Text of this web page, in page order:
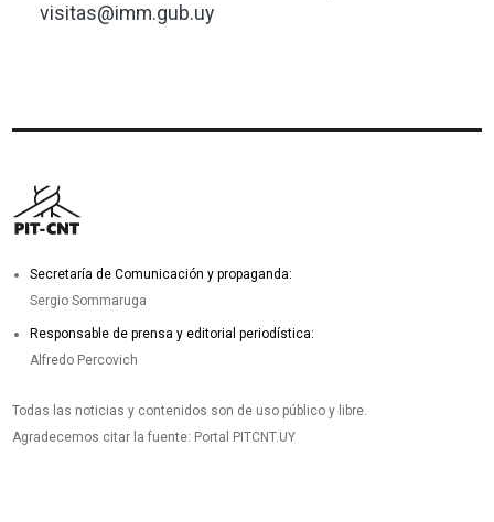
visitas@imm.gub.uy
Secretaría de Comunicación y propaganda:
Sergio Sommaruga
Responsable de prensa y editorial periodística:
Alfredo Percovich
Todas las noticias y contenidos son de uso público y libre.
Agradecemos citar la fuente: Portal PITCNT.UY